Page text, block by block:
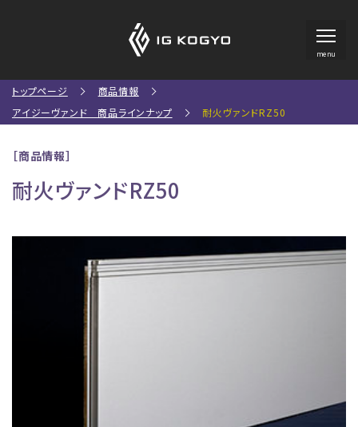
menu
トップページ
商品情報
アイジーヴァンド 商品ラインナップ
耐火ヴァンドRZ50
［商品情報］
耐火ヴァンドRZ50